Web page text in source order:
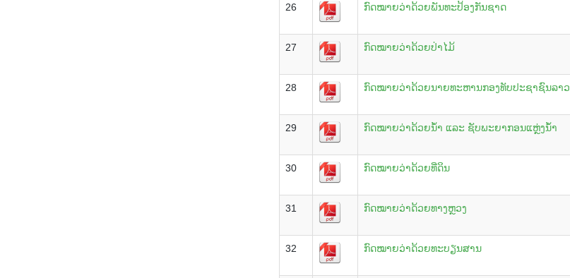
26 ກົດໝາຍວ່າດ້ວຍພັນທະປ້ອງກັນຊາດ
27 ກົດໝາຍວ່າດ້ວຍປ່າໄມ້
28 ກົດໝາຍວ່າດ້ວຍນາຍທະຫານກອງທັບປະຊາຊົນລາວ
29 ກົດໝາຍວ່າດ້ວຍນ້ຳ ແລະ ຊັບພະຍາກອນແຫຼ່ງນ້ຳ
30 ກົດໝາຍວ່າດ້ວຍທີ່ດິນ
31 ກົດໝາຍວ່າດ້ວຍທາງຫຼວງ
32 ກົດໝາຍວ່າດ້ວຍທະບຽນສານ